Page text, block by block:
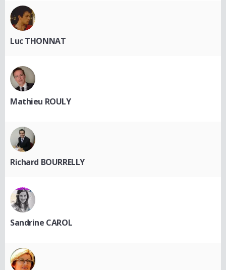
Luc THONNAT
Mathieu ROULY
Richard BOURRELLY
Sandrine CAROL